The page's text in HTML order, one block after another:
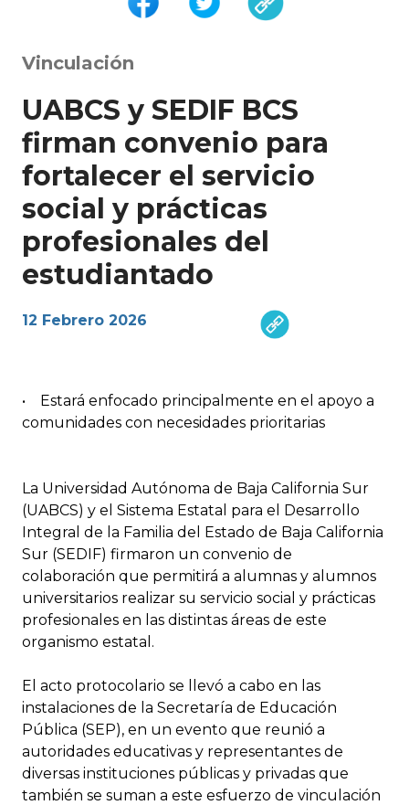
Vinculación
UABCS y SEDIF BCS
firman convenio para
fortalecer el servicio
social y prácticas
profesionales del
estudiantado
12 Febrero 2026
• Estará enfocado principalmente en el apoyo a
comunidades con necesidades prioritarias
La Universidad Autónoma de Baja California Sur
(UABCS) y el Sistema Estatal para el Desarrollo
Integral de la Familia del Estado de Baja California
Sur (SEDIF) firmaron un convenio de
colaboración que permitirá a alumnas y alumnos
universitarios realizar su servicio social y prácticas
profesionales en las distintas áreas de este
organismo estatal.
El acto protocolario se llevó a cabo en las
instalaciones de la Secretaría de Educación
Pública (SEP), en un evento que reunió a
autoridades educativas y representantes de
diversas instituciones públicas y privadas que
también se suman a este esfuerzo de vinculación